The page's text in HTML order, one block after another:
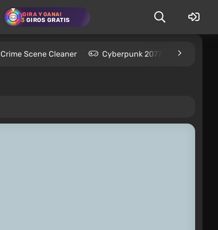
¡GIRA Y GANA!
3 GIROS GRATIS
Crime Scene Cleaner Cyberpunk 2077